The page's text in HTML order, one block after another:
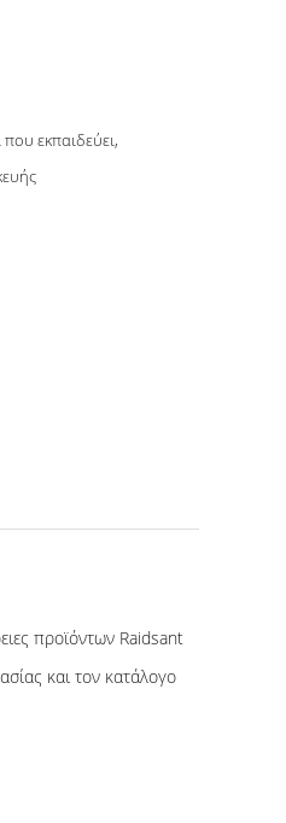
εκπαιδεύει,
προϊόντων Raidsant
και τον κατάλογο